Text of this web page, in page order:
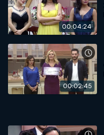
00:04:24
00:02:45